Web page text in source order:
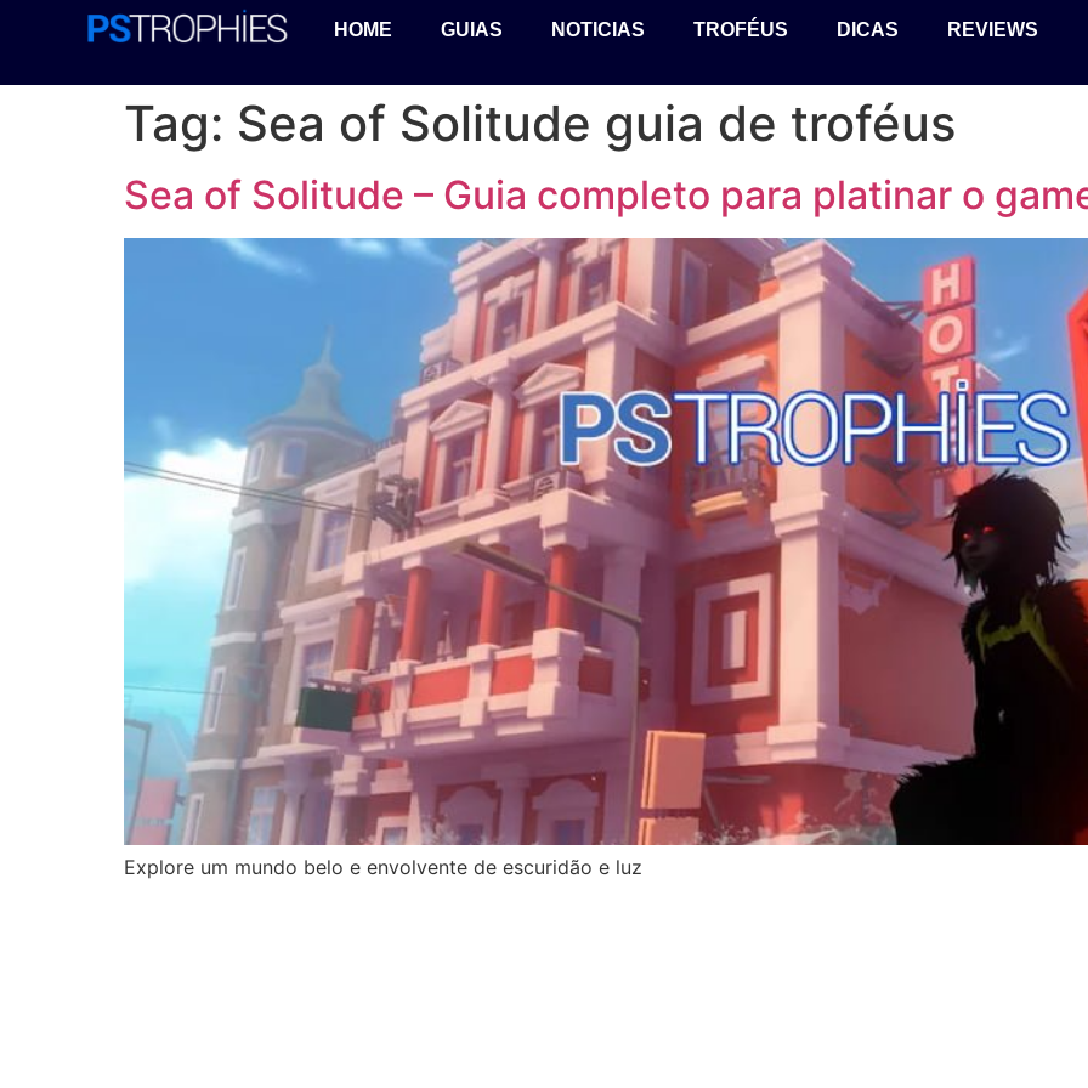
HOME GUIAS NOTICIAS TROFÉUS DICAS REVIEWS
Tag: Sea of Solitude guia de troféus
Sea of Solitude – Guia completo para platinar o
Explore um mundo belo e envolvente de escuridão e luz